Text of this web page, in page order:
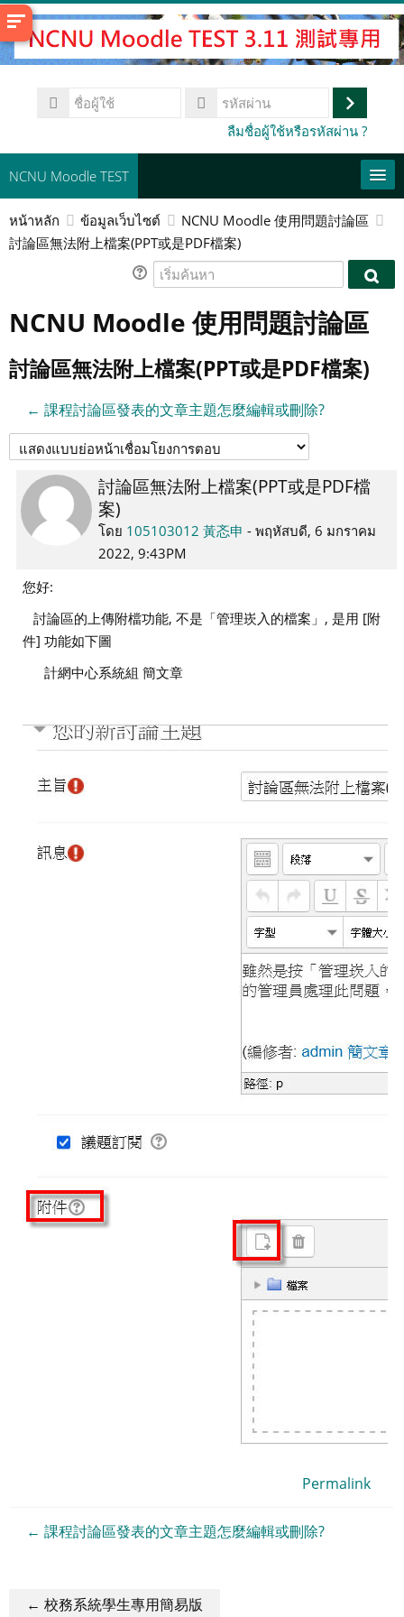
ข้าม
ไป
ที่
ชื่อ
เข้า
ระบบ
ลืมชื่อผู้ใช้หรือรหัสผ่าน ?
NCNU Moodle TEST
常用連結
รายวิชา
หน้าหลัก ข้อมูลเว็บไซต์
NCNU Moodle 使用問題討論區
討論區無法附上檔案(PPT或是PDF檔案)
เริ่ม
เริ่ม
NCNU Moodle 使用問題討論區
討論區無法附上檔案(PPT或是PDF檔案)
← 課程討論區發表的文章主題怎麼編輯或刪除?
討論區無法附上檔案(PPT或是PDF檔
案)
โดย 105103012 黃忞申 -พฤหัสบดี, 6 มกราคม
2022, 9:43PM
Number
of
replies:
0
您好:
討論區的上傳附檔功能, 不是「管理崁入的檔案」, 是用 [附
件] 功能如下圖
計網中心系統組 簡文章
Permalink
← 課程討論區發表的文章主題怎麼編輯或刪除?
← 校務系統學生專用簡易版